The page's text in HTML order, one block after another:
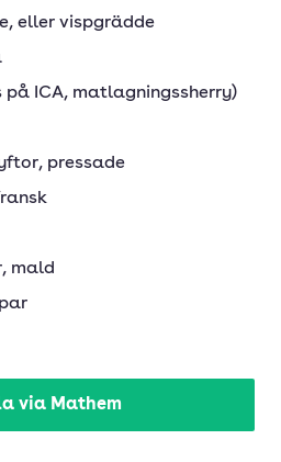
, eller vispgrädde
på ICA, matlagningssherry)
pressade
, mald
via Mathem